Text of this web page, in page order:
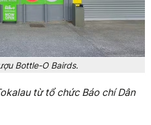
Bottle-O Bairds.
từ tổ chức Báo chí Dân